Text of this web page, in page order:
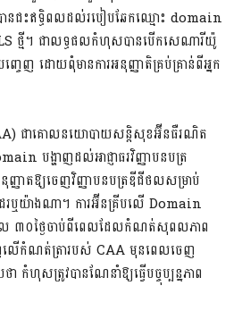
នជះឥទ្ធិពលដល់របៀបឆែកឈ្មោះ domain
ថ្មី។ ជាលទ្ធផលកំហុសបានបើកសេណារីយ៉ូ
ញ្ចេញ ដោយពុំមានការអនុញ្ញាតិគ្រប់គ្រាន់ពីអ្នក
ជាគោលនយោបាយសន្តិសុខអ៊ីនធឺរណិត
បង្ហាញដល់អាជ្ញាធរវិញ្ញាបនបត្រ
ញ្ញាតឱ្យចេញវិញ្ញាបនបត្រឌីជីថលសម្រាប់
ឬយ៉ាងណា។ ការអ៊ីនគ្រីបលើ Domain
ល ៣០ថ្ងៃចាប់ពីពេលដែលកំណត់សុពលភាព
លើកំណត់ត្រារបស់ CAA មុនពេលចេញ
កំហុសត្រូវបានណែនាំឱ្យធ្វើបច្ចុប្បន្នភាព